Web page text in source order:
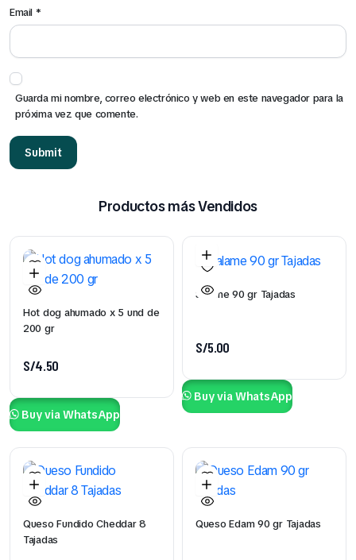
Email *
Guarda mi nombre, correo electrónico y web en este navegador para la
próxima vez que comente.
Productos más Vendidos
Hot dog ahumado x 5 und de
200 gr
S/4.50
Buy via WhatsApp
Salame 90 gr Tajadas
S/5.00
Buy via WhatsApp
Queso Fundido Cheddar 8
Tajadas
Queso Edam 90 gr Tajadas